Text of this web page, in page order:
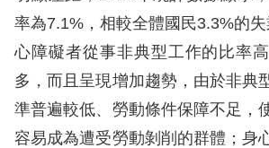
覽
網
站
安
率為7.1%，相較全體國民3.3%的
心障礙者從事非典型工作的比率
多，而且呈現增加趨勢，由於非典
準普遍較低、勞動條件保障不足，
容易成為遭受勞動剝削的群體；身